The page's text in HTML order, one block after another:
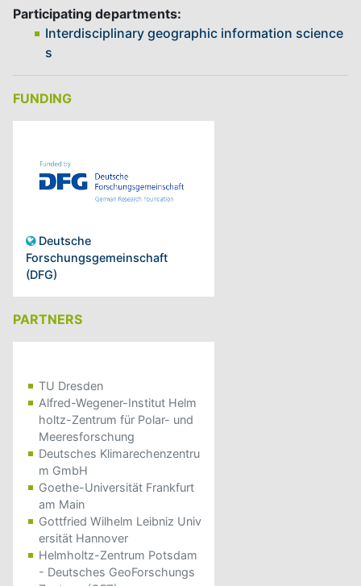
Participating departments:
Interdisciplinary geographic information science
s
FUNDING
Deutsche
Forschungsgemeinschaft
(DFG)
PARTNERS
TU Dresden
Alfred-Wegener-Institut Helm
holtz-Zentrum für Polar- und
Meeresforschung
Deutsches Klimarechenzentru
m GmbH
Goethe-Universität Frankfurt
am Main
Gottfried Wilhelm Leibniz Univ
ersität Hannover
Helmholtz-Zentrum Potsdam
- Deutsches GeoForschungs